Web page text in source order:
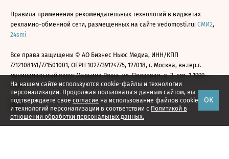
На нашем сайте используются cookie-файлы и технологии
персонализации. Продолжая пользоваться данным сайтом, вы
подтверждаете свое согласие на использование файлов cookie
и технологий персонализации в соответствии с Политикой в
отношении обработки персональных данных.
ОК
Правила применения рекомендательных технологий в виджетах
рекламно-обменной сети, размещенных на сайте vedomosti.ru: СМИ2,
24smi
Все права защищены © АО Бизнес Ньюс Медиа, ИНН/КПП
7712108141/771501001, ОГРН 1027739124775, 127018, г. Москва, вн.тер.г.
муниципальный округ Марьина Роща, ул. Полковая, д. 3, стр. 1 1999—
2026